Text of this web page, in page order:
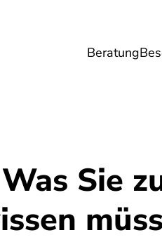
Beratung
Gesundheit
Sie